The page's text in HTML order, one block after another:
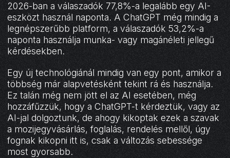
2026-ban a válaszadók 77,8%-a legalább egy AI-
eszközt használ naponta. A ChatGPT még mindig a
legnépszerűbb platform, a válaszadók 53,2%-a
naponta használja munka- vagy magánéleti jellegű
kérdésekben.
Egy új technológiánál mindig van egy pont, amikor a
többség már alapvetésként tekint rá és használja.
Ez talán még nem jött el az AI esetében, még
hozzáfűzzük, hogy a ChatGPT-t kérdeztük, vagy az
AI-jal dolgoztunk, de ahogy kikoptak ezek a szavak
a mozijegyvásárlás, foglalás, rendelés mellől, úgy
fognak kikopni itt is, csak a változás sebessége
most gyorsabb.